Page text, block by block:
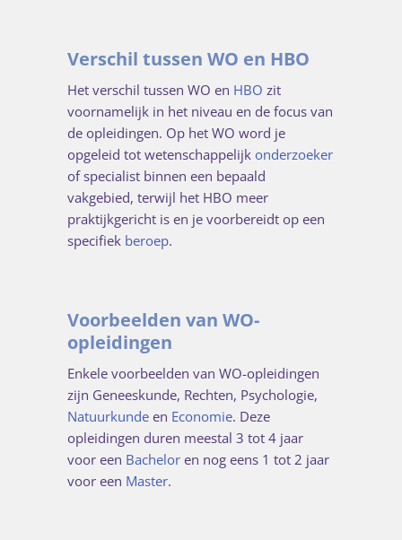
Verschil tussen WO en HBO
Het verschil tussen WO en HBO zit
voornamelijk in het niveau en de focus van
de opleidingen. Op het WO word je
opgeleid tot wetenschappelijk onderzoeker
of specialist binnen een bepaald
vakgebied, terwijl het HBO meer
praktijkgericht is en je voorbereidt op een
specifiek beroep.
Voorbeelden van WO-
opleidingen
Enkele voorbeelden van WO-opleidingen
zijn Geneeskunde, Rechten, Psychologie,
Natuurkunde en Economie. Deze
opleidingen duren meestal 3 tot 4 jaar
voor een Bachelor en nog eens 1 tot 2 jaar
voor een Master.